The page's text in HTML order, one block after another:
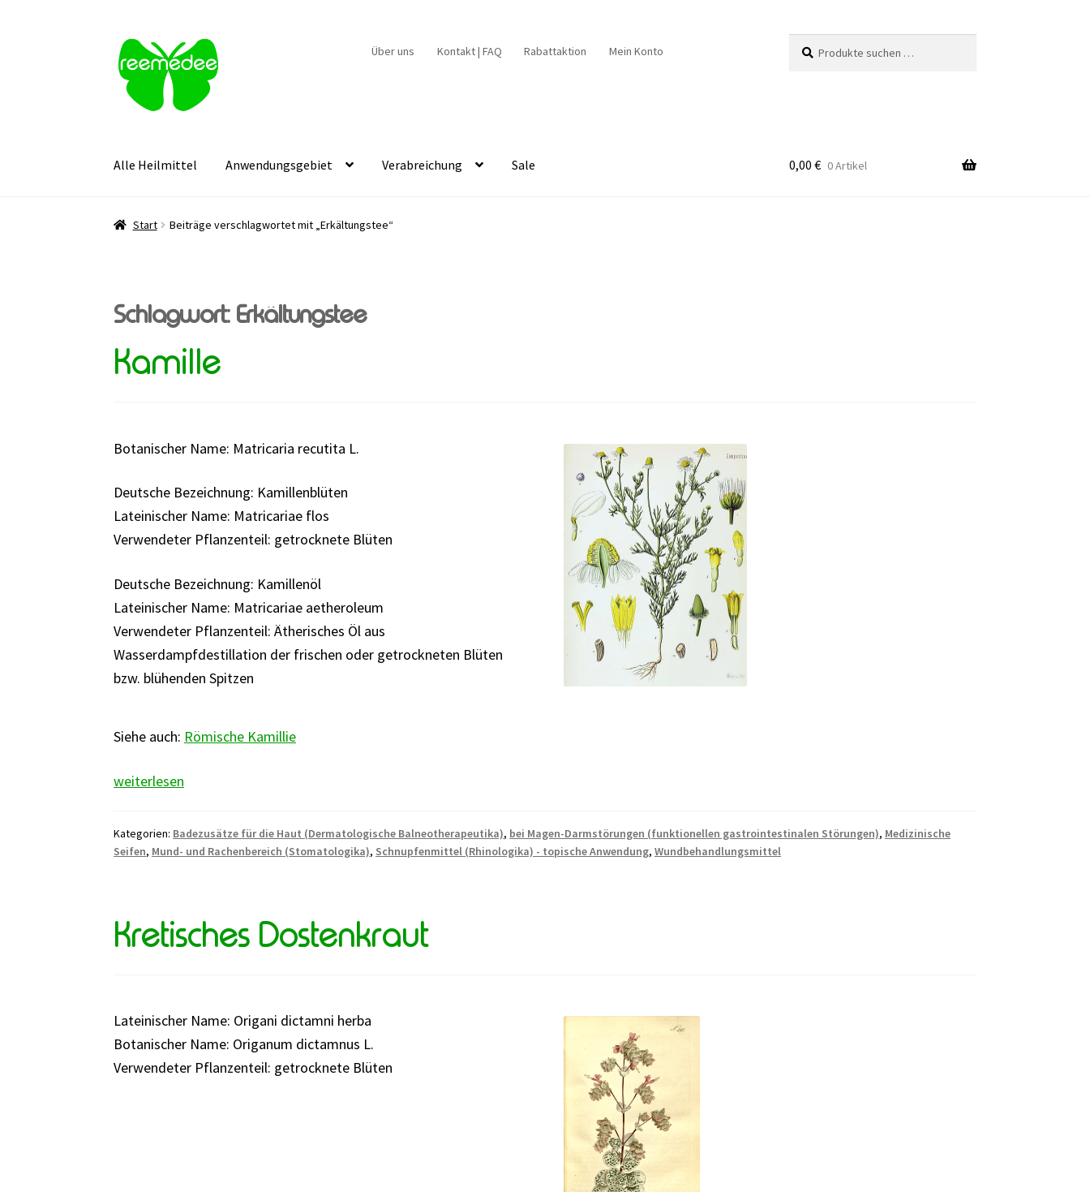
Zur
Navigation
springen
Zum
Inhalt
springen
Über uns Kontakt | FAQ Rabattaktion Mein Konto
nach:
Alle Heilmittel Anwendungsgebiet Verabreichung Sale 0,00 € 0 Artikel
Start Beiträge verschlagwortet mit „Erkältungstee“
Schlagwort: Erkältungstee
Kamille
Botanischer Name: Matricaria recutita L.
Deutsche Bezeichnung: Kamillenblüten
Lateinischer Name: Matricariae flos
Verwendeter Pflanzenteil: getrocknete Blüten
Deutsche Bezeichnung: Kamillenöl
Lateinischer Name: Matricariae aetheroleum
Verwendeter Pflanzenteil: Ätherisches Öl aus
Wasserdampfdestillation der frischen oder getrockneten Blüten
bzw. blühenden Spitzen
Siehe auch: Römische Kamillie
Kamille
weiterlesen
Kategorien: Badezusätze für die Haut (Dermatologische Balneotherapeutika), bei Magen-Darmstörungen (funktionellen gastrointestinalen Störungen), Medizinische
Seifen, Mund- und Rachenbereich (Stomatologika), Schnupfenmittel (Rhinologika) - topische Anwendung,Wundbehandlungsmittel
Kretisches Dostenkraut
Lateinischer Name: Origani dictamni herba
Botanischer Name: Origanum dictamnus L.
Verwendeter Pflanzenteil: getrocknete Blüten